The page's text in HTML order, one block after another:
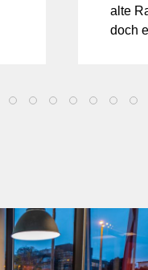
alte
doch